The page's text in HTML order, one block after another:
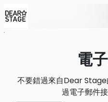
首頁
電
不要錯過來自Dear
過電子郵件